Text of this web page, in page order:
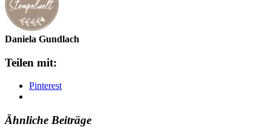
Daniela Gundlach
Teilen mit:
Pinterest
Ähnliche Beiträge